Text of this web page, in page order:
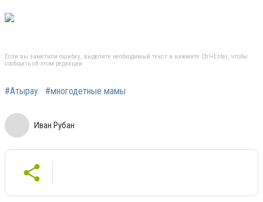
Если вы заметили ошибку, выделите необходимый текст и нажмите Ctrl+Enter, чтобы
сообщить об этом редакции
#Атырау #многодетные мамы
Иван Рубан